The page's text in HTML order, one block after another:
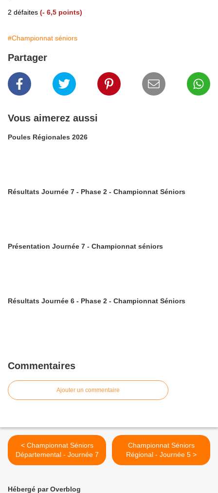
2 défaites (- 6,5 points)
#Championnat séniors
Partager
Vous aimerez aussi
Poules Régionales 2026
Résultats Journée 7 - Phase 2 - Championnat Séniors
Présentation Journée 7 - Championnat séniors
Résultats Journée 6 - Phase 2 - Championnat Séniors
Commentaires
Ajouter un commentaire
< Championnat Séniors
Départemental - Journée 7
Championnat Séniors
Régional - Journée 5 >
Hébergé par Overblog